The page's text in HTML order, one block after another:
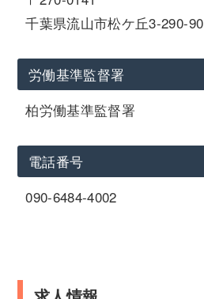
千葉県流山市松ケ丘3-290-90
労働基準監督署
柏労働基準監督署
電話番号
090-6484-4002